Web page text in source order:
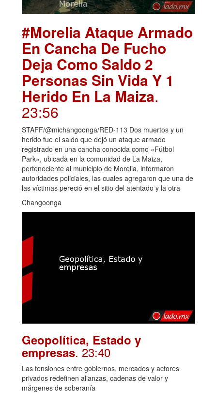
#Morelia Ataque Armado
En Cancha De Fucho
Deja Como Saldo 2
Personas Sin Vida Y 1
Herido En La Maiza.
23:56
STAFF/@michangoonga/RED-113 Dos muertos y un
herido fue el saldo que dejó un ataque armado
registrado en una cancha conocida como «Fútbol
Park», ubicada en la comunidad de La Maiza,
perteneciente al municipio de Morelia, informaron
autoridades policiales, las cuales agregaron que una de
las víctimas pereció en el sitio del atentado y la otra
Changoonga
Geopolítica, Estado y
empresas. 23:40
Las tensiones entre gobiernos, mercados y actores
privados redefinen alianzas, cadenas de valor y
márgenes de soberanía